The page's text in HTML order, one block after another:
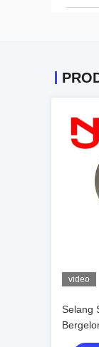
video
Selang
Tahan